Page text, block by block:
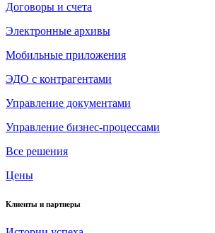
Договоры и счета
Электронные архивы
Мобильные приложения
ЭДО с контрагентами
Управление документами
Управление бизнес-процессами
Все решения
Цены
Клиенты и партнеры